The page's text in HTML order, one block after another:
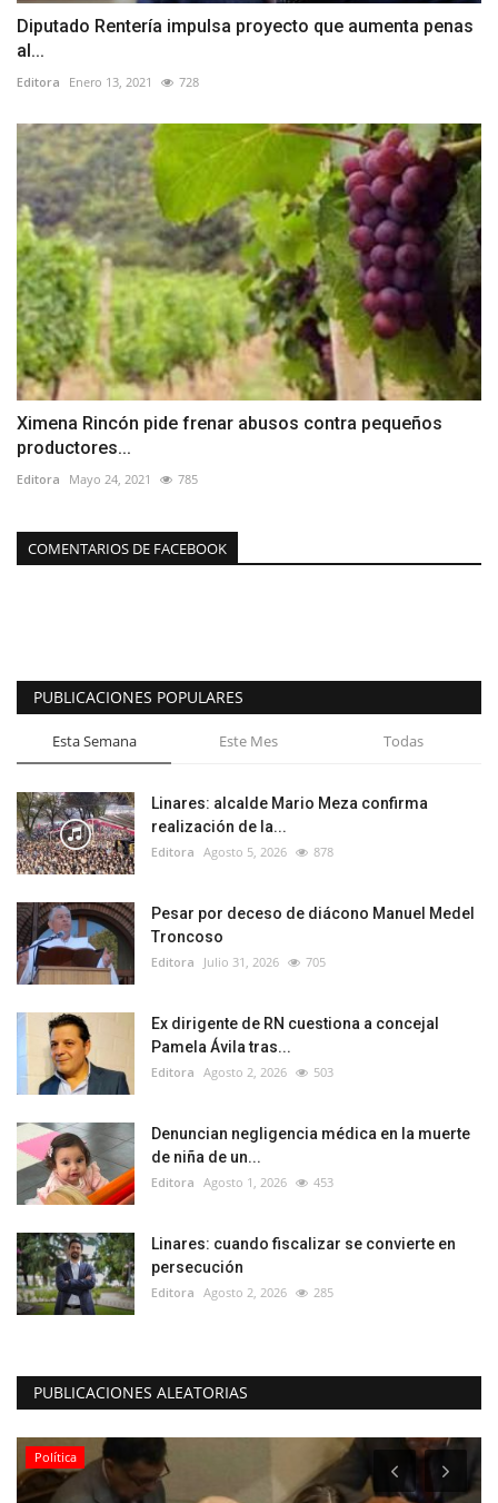
Diputado Rentería impulsa proyecto que aumenta penas
al...
Editora Enero 13, 2021 728
Ximena Rincón pide frenar abusos contra pequeños
productores...
Editora Mayo 24, 2021 785
COMENTARIOS DE FACEBOOK
PUBLICACIONES POPULARES
Esta Semana Este Mes Todas
Linares: alcalde Mario Meza confirma
realización de la...
Editora Agosto 5, 2026 878
Pesar por deceso de diácono Manuel Medel
Troncoso
Editora Julio 31, 2026 705
Ex dirigente de RN cuestiona a concejal
Pamela Ávila tras...
Editora Agosto 2, 2026 503
Denuncian negligencia médica en la muerte
de niña de un...
Editora Agosto 1, 2026 453
Linares: cuando fiscalizar se convierte en
persecución
Editora Agosto 2, 2026 285
PUBLICACIONES ALEATORIAS
Política